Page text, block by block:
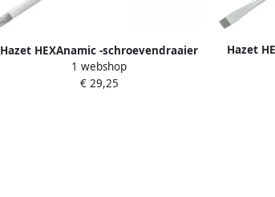
Hazet HEXAnamic -schroevendraaier
802-T45H · Tamper resistant TORX -
profiel · SW T45H
1 webshop
€ 29,25
Hazet
802-100